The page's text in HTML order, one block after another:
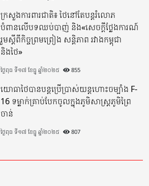
ក្រសួងការពារជាតិ៖ ថៃនៅតែបន្តរំលោភ
បំពានលើបទឈប់បាញ់ និង«សេចក្តីថ្លែងការណ៍
រួមស្តីពីកិច្ចព្រមព្រៀង សន្តិភាព រវាងកម្ពុជា
និងថៃ»
ថ្ងៃពុធ ទី១៧ ខែធ្នូ ឆ្នាំ២០២៥ 855
យោធាថៃបានបន្តប្រើប្រាស់យន្តហោះចម្បាំង F-
16 ទម្លាក់គ្រាប់បែកចូលក្នុងភូមិសាស្ត្រភូមិព្រៃ
ចាន់
ថ្ងៃពុធ ទី១៧ ខែធ្នូ ឆ្នាំ២០២៥ 807